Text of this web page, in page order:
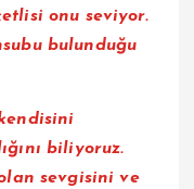
onu seviyor.
bulunduğu
biliyoruz.
sevgisini ve